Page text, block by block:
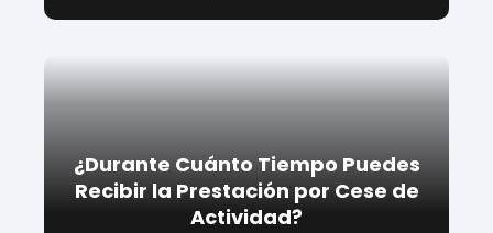
¿Durante Cuánto Tiempo Puedes
Recibir la Prestación por Cese de
Actividad?